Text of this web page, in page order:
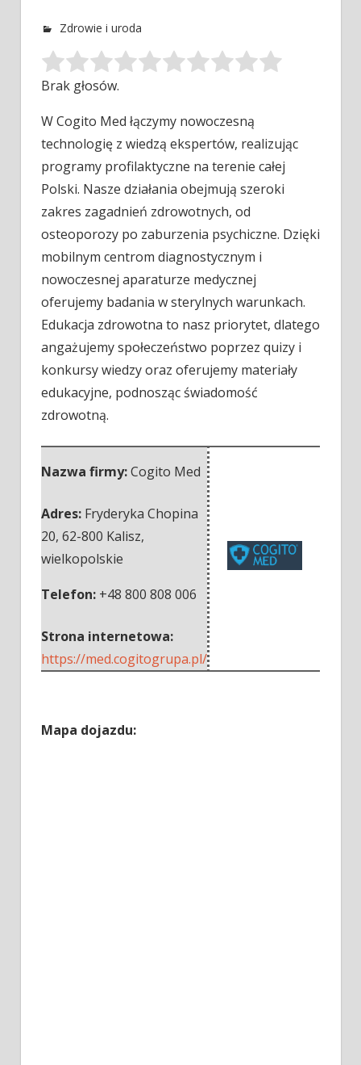
Zdrowie i uroda
Brak głosów.
W Cogito Med łączymy nowoczesną
technologię z wiedzą ekspertów, realizując
programy profilaktyczne na terenie całej
Polski. Nasze działania obejmują szeroki
zakres zagadnień zdrowotnych, od
osteoporozy po zaburzenia psychiczne. Dzięki
mobilnym centrom diagnostycznym i
nowoczesnej aparaturze medycznej
oferujemy badania w sterylnych warunkach.
Edukacja zdrowotna to nasz priorytet, dlatego
angażujemy społeczeństwo poprzez quizy i
konkursy wiedzy oraz oferujemy materiały
edukacyjne, podnosząc świadomość
zdrowotną.
Nazwa firmy:Cogito Med
Adres: Fryderyka Chopina
20, 62-800 Kalisz,
wielkopolskie
Telefon: +48 800 808 006
Strona internetowa:
https://med.cogitogrupa.pl/
Mapa dojazdu: